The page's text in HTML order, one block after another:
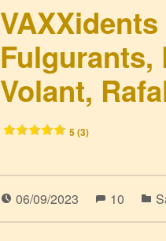
Fulgurants,
Volant,
5 (3)
06/09/2023 10